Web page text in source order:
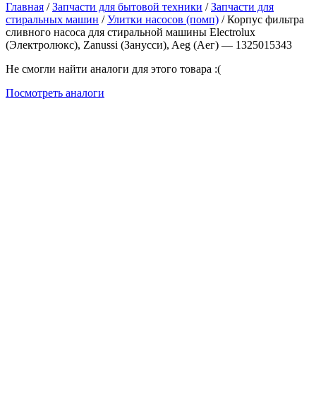
Главная /Запчасти для бытовой техники /Запчасти для
стиральных машин /Улитки насосов (помп) / Корпус фильтра
сливного насоса для стиральной машины Electrolux
(Электролюкс), Zanussi (Занусси), Aeg (Аег) — 1325015343
Не смогли найти аналоги для этого товара :(
Посмотреть аналоги